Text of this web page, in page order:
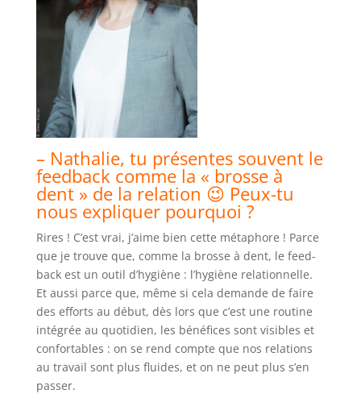
– Nathalie, tu présentes souvent le
feedback comme la « brosse à
dent » de la relation 😉 Peux-tu
nous expliquer pourquoi ?
Rires ! C’est vrai, j’aime bien cette métaphore ! Parce
que je trouve que, comme la brosse à dent, le feed-
back est un outil d’hygiène : l’hygiène relationnelle.
Et aussi parce que, même si cela demande de faire
des efforts au début, dès lors que c’est une routine
intégrée au quotidien, les bénéfices sont visibles et
confortables : on se rend compte que nos relations
au travail sont plus fluides, et on ne peut plus s’en
passer.